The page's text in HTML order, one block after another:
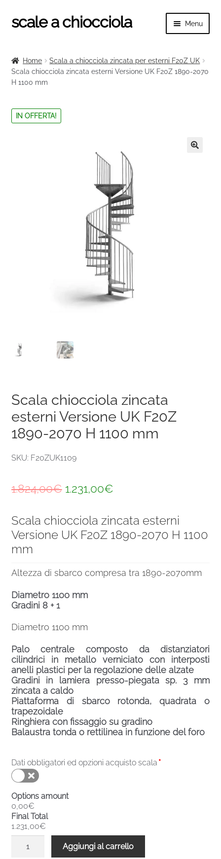
Vai
alla
Vai
al
scale a chiocciola Menu
il
menu
Tutte le scale
Ringhiere e balaustre
menu
Home
Scala a chiocciola zincata per esterni F20Z UK
Scala chiocciola zincata esterni Versione UK F20Z 1890-2070
H 1100 mm
IN OFFERTA!
Scala chiocciola zincata
esterni Versione UK F20Z
1890-2070 H 1100 mm
SKU: F20ZUK1109
1.824,00€ Il
originale
era:
1.231,00€Il
attuale
è:
Scala chiocciola zincata esterni
Versione UK F20Z 1890-2070 H 1100
mm
Altezza di sbarco compresa tra 1890-2070mm
Diametro 1100 mm
Gradini 8 + 1
Diametro 1100 mm
Palo centrale composto da distanziatori
cilindrici in metallo verniciato con interposti
anelli plastici per la regolazione delle alzate
Gradini in lamiera presso-piegata sp. 3 mm
zincata a caldo
Piattaforma di sbarco rotonda, quadrata o
trapezoidale
Ringhiera con fissaggio su gradino
Balaustra tonda o rettilinea in funzione del foro
Dati obbligatori ed opzioni acquisto scala *
Options amount
0,00€
Final Total
1.231,00€
Aggiungi al carrello